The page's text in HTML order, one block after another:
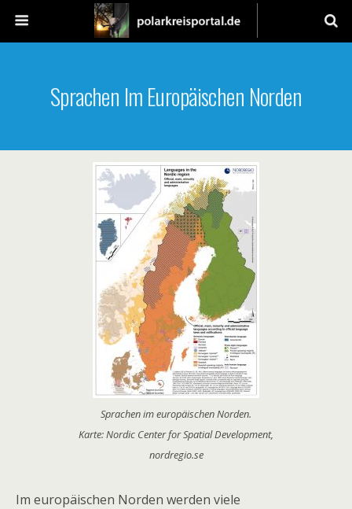
Sprachen Im Europäischen Norden
Sprachen im europäischen Norden.
Karte: Nordic Center for Spatial Development,
nordregio.se
Im europäischen Norden werden viele